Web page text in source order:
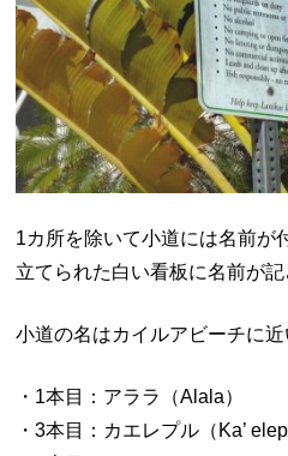
1カ所を除いて小道には名前が
立てられた白い看板に名前が記
小道の名はカイルアビーチに近
・1本目：アララ（Alala）
・3本目：カエレプル（Ka’